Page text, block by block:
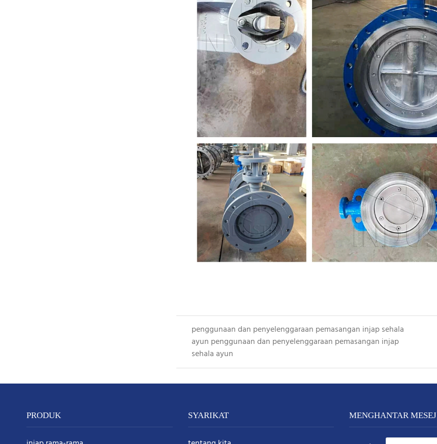
penggunaan dan penyelenggaraan pemasangan injap sehala
ayun penggunaan dan penyelenggaraan pemasangan injap
sehala ayun
PRODUK SYARIKAT MENGHANTAR MESEJ